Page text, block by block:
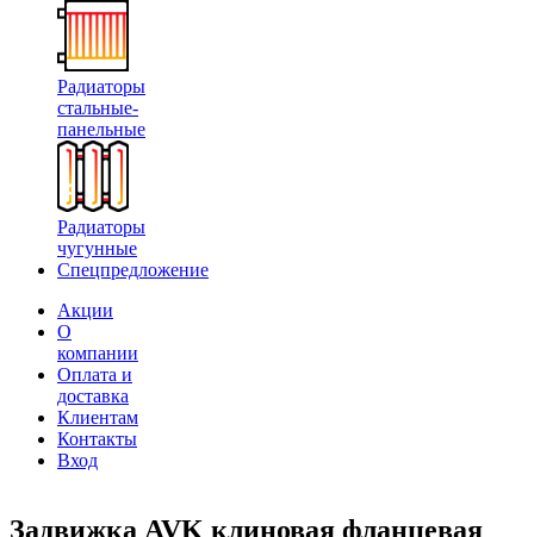
Радиаторы
стальные-
панельные
Радиаторы
чугунные
Спецпредложение
Акции
О
компании
Оплата и
доставка
Клиентам
Контакты
Вход
Задвижка AVK клиновая фланцевая